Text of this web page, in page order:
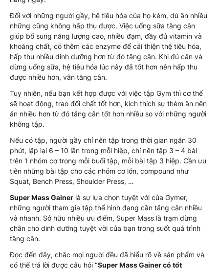
Đối với những người gầy, hệ tiêu hóa của họ kém, dù ăn nhiều
những cũng không hấp thụ được. Việc uống sữa tăng cân
giúp bổ sung năng lượng cao, nhiều đạm, đầy đủ vitamin và
khoáng chất, có thêm các enzyme để cải thiện thệ tiêu hóa,
hấp thu nhiều dinh dưỡng hơn từ đó tăng cân. Khi đủ cân và
dừng uống sữa, hệ tiêu hóa lúc này đã tốt hơn nên hấp thu
được nhiều hơn, vẫn tăng cân.
Tuy nhiên, nếu bạn kết hợp được với việc tập Gym thì cơ thể
sẽ hoạt động, trao đổi chất tốt hơn, kích thích sự thèm ăn nên
ăn nhiều hơn từ đó tăng cân tốt hơn nhiều so với những người
không tập.
Nếu có tập, người gầy chỉ nên tập trong thời gian ngắn 30
phút, lặp lại 6 – 10 lần trong mỗi hiệp, chỉ nên tập 3 – 4 bài
trên 1 nhóm cơ trong mỗi buổi tập, mỗi bài tập 3 hiệp. Cần ưu
tiên những bài tập cho các nhóm cơ lớn, compound như
Squat, Bench Press, Shoulder Press, …
Super Mass Gainer là sự lựa chọn tuyệt với của Gymer,
những người tham gia tập thể hình đang cần tăng cân nhiều
và nhanh. Sở hữu nhiều ưu điểm, Super Mass là trạm dừng
chân cho dinh dưỡng tuyệt vời của bạn trong suốt quá trình
tăng cân.
Đọc đến đây, chắc mọi người đều đã hiểu rõ về sản phẩm và
có thể trả lời được câu hỏi “Super Mass Gainer có tốt